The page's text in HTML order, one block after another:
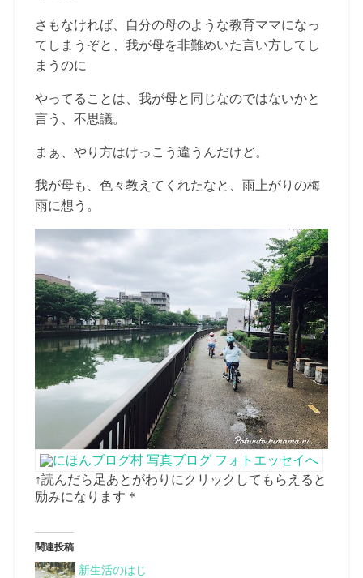
さもなければ、自分の母のような教育ママになっ
てしまうぞと、我が母を非難めいた言い方してし
まうのに
やってることは、我が母と同じなのではないかと
言う、不思議。
まぁ、やり方はけっこう違うんだけど。
我が母も、色々教えてくれたなと、雨上がりの梅
雨に想う。
↑読んだら足あとがわりにクリックしてもらえると
励みになります＊
関連投稿
新生活のはじ